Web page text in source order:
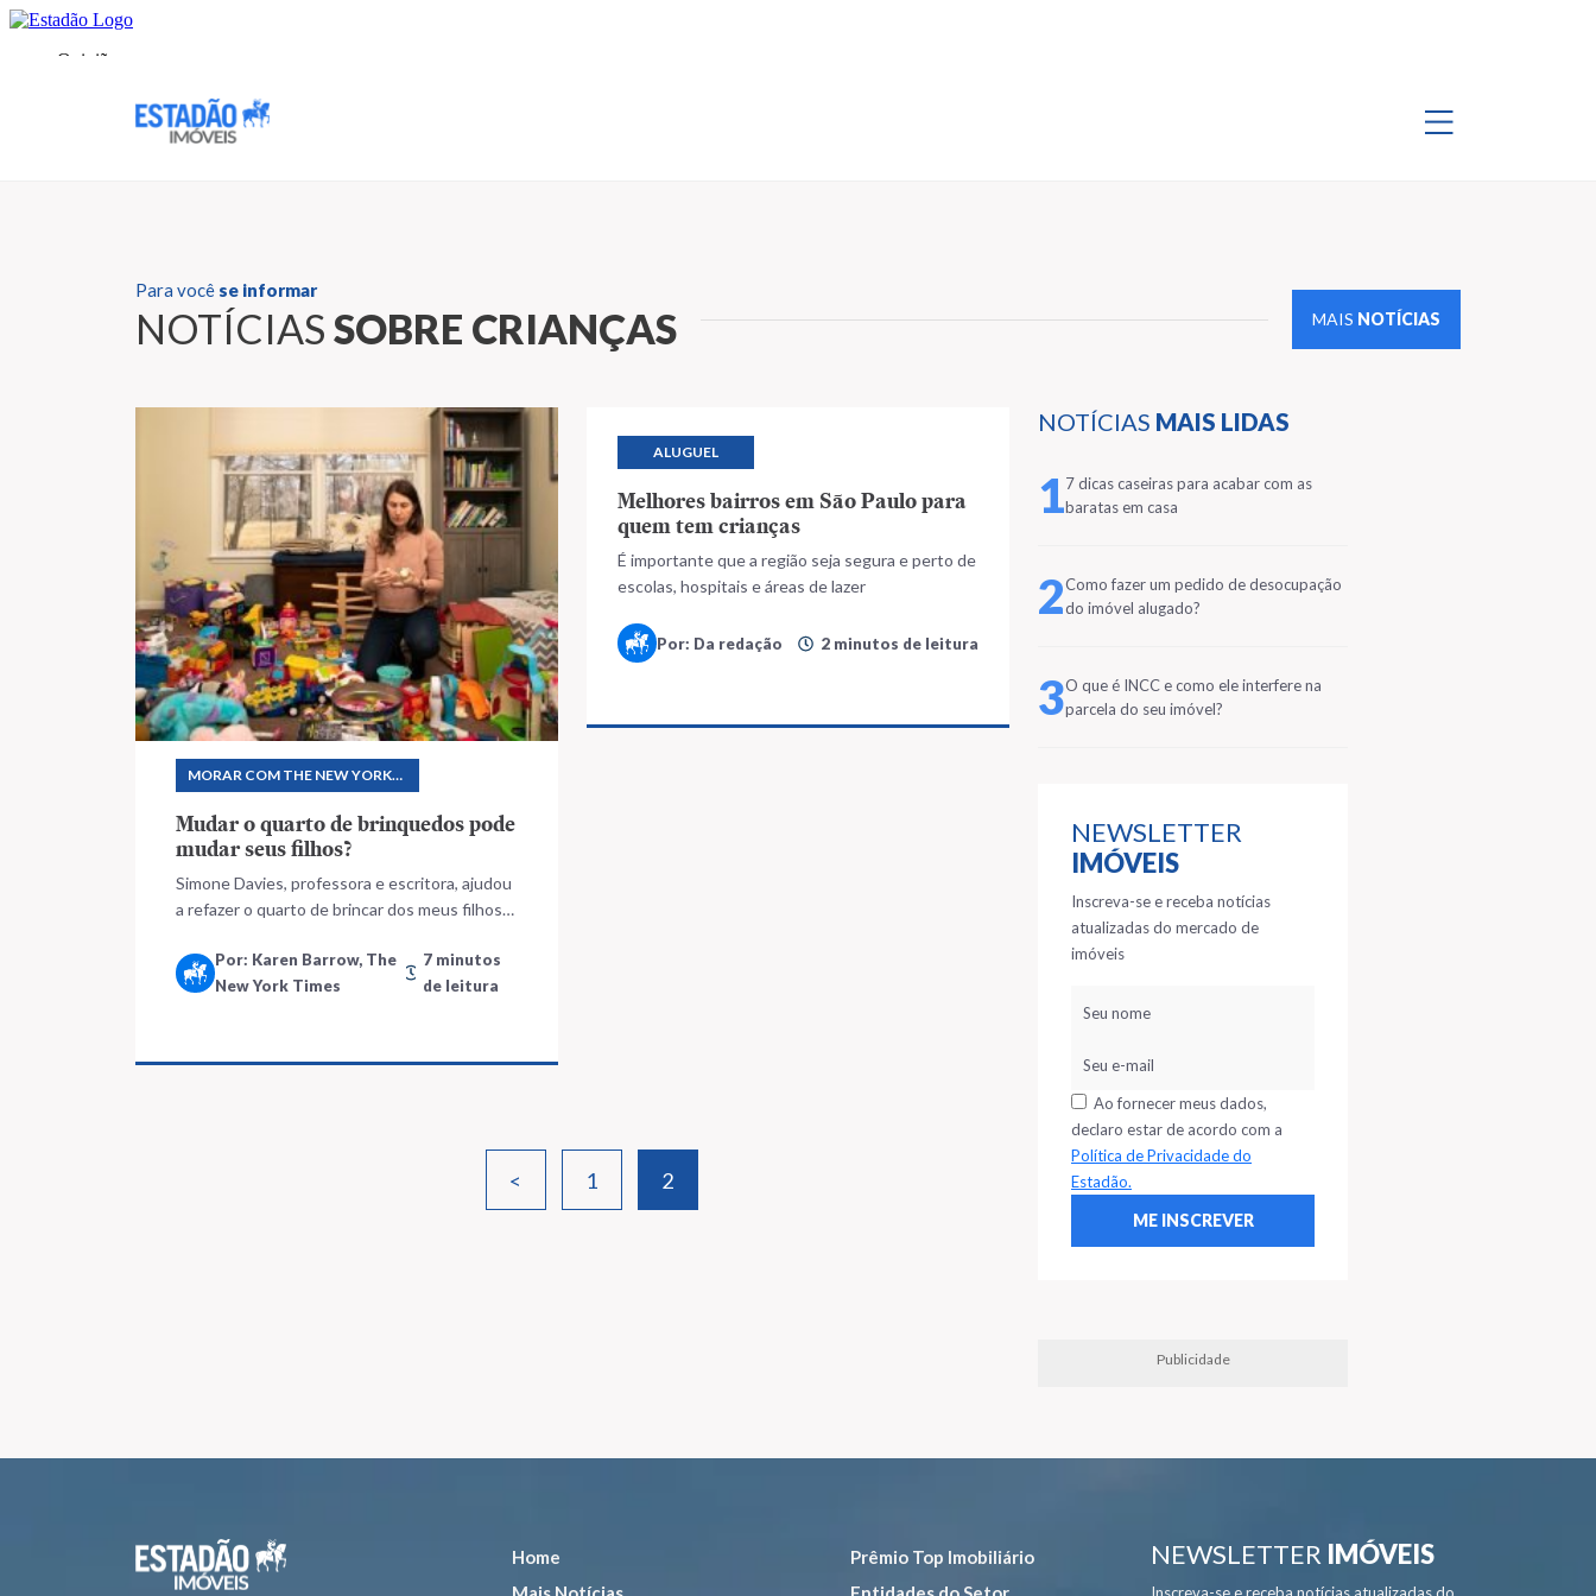
Para você se informar
NOTÍCIASSOBRE CRIANÇAS MAIS NOTÍCIAS
NOTÍCIAS MAIS LIDAS
17 dicas caseiras para acabar com as
baratas em casa
2Como fazer um pedido de desocupação
do imóvel alugado?
3O que é INCC e como ele interfere na
parcela do seu imóvel?
NEWSLETTER
IMÓVEIS
Inscreva-se e receba notícias
atualizadas do mercado de
imóveis
Ao fornecer meus dados,
declaro estar de acordo com a
Política de Privacidade do
Estadão.
Publicidade
MORAR COM THE NEW YORK
Mudar o quarto de brinquedos pode
mudar seus filhos?
Simone Davies, professora e escritora, ajudou
a refazer o quarto de brincar dos meus filhos
como criar uma noção de paz e inspirar
autonomia nas crianças
Por: Karen Barrow, The
New York Times
7 minutos
de leitura
ALUGUEL
Melhores bairros em São Paulo para
quem tem crianças
É importante que a região seja segura e perto de
escolas, hospitais e áreas de lazer
Por: Da redação 2 minutos de leitura
< 1 2
Home
Prêmio Top Imobiliário
NEWSLETTER IMÓVEIS